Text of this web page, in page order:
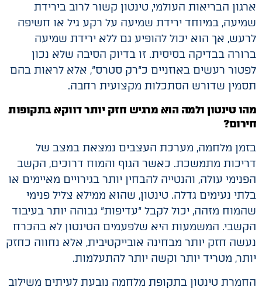
ארגון הבריאות העולמי, טינטון קשור לרוב בירידת
שמיעה, במיוחד ירידת שמיעה על רקע גיל או חשיפה
לרעש, אך הוא יכול להופיע גם ללא ירידת שמיעה
ברורה בבדיקה בסיסית. זו בדיוק הסיבה שלא נכון
לפטור רעשים באוזניים כ“רק סטרס”, אלא לראות בהם
תסמין שדורש הסתכלות מקצועית רחבה.
מהו טינטון ולמה הוא מרגיש חזק יותר דווקא בתקופות
חירום?
בזמן מלחמה, מערכת העצבים נמצאת במצב של
דריכות מתמשכת. כאשר הגוף והמוח דרוכים, הקשב
הפנימי עולה, והנטייה להבחין יותר בגירויים מאיימים או
בלתי נעימים גדלה. טינטון, שהוא ממילא צליל פנימי
שהמוח מזהה, יכול לקבל “עדיפות” גבוהה יותר בעיבוד
הקשבי. המשמעות היא שלפעמים הטינטון לא בהכרח
נעשה חזק יותר מבחינה אובייקטיבית, אלא נחווה כחזק
יותר, מטריד יותר וקשה יותר להתעלמות.
החמרת טינטון בתקופת מלחמה נובעת לעיתים משילוב